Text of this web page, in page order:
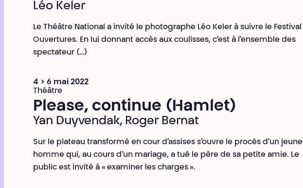
Léo Keler
Le Théâtre National a invité le photographe Léo Keler à suivre le Festival
Ouvertures. En lui donnant accès aux coulisses, c’est à l’ensemble des
spectateur (…)
4 > 6 mai 2022
Théâtre
Please, continue (Hamlet)
Yan Duyvendak, Roger Bernat
Sur le plateau transformé en cour d’assises s’ouvre le procès d’un jeune
homme qui, au cours d’un mariage, a tué le père de sa petite amie. Le
public est invité à « examiner les charges ».